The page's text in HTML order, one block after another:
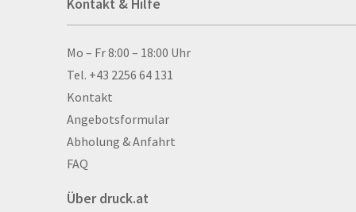
Allwetterplakate
Kontakt & Hilfe
Kontakt & Hilfe
Mo – Fr 8:00 – 18:00 Uhr
Tel. +43 2256 64 131
Kontakt
Angebotsformular
Abholung & Anfahrt
FAQ
Über druck.at